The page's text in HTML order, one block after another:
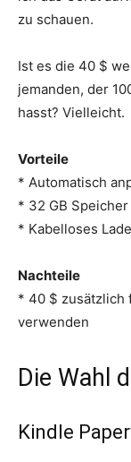
zu schauen.
Ist es die 40 $
jemanden, der
hasst? Vielleicht.
Vorteile
* Automatisch
* 32 GB Speicher
* Kabelloses
Nachteile
* 40 $ zusätzlich
verwenden
Die Wahl
Kindle